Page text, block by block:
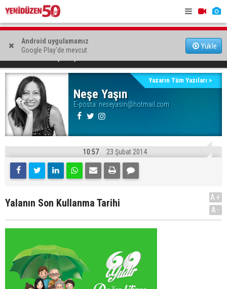
Android uygulamamız
Google Play'de mevcut
Yükle
“Öncelikli olan Türkiye’nin müzakere masasına
dönmesi"
Vadili'de "Yapay Zeka ile Geleceğe Hazır Ol" semineri
“Ekonomi
Neşe Yaşın
E-posta: neseyasin@hotmail.com
Yazarın Tüm Yazıları >
10:57 23 Şubat 2014
Yalanın Son Kullanma Tarihi
A+
A-